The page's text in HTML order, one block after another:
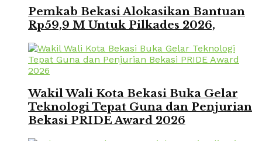
Pemkab Bekasi Alokasikan Bantuan
Rp59,9 M Untuk Pilkades 2026,
Wakil Wali Kota Bekasi Buka Gelar
Teknologi Tepat Guna dan Penjurian
Bekasi PRIDE Award 2026